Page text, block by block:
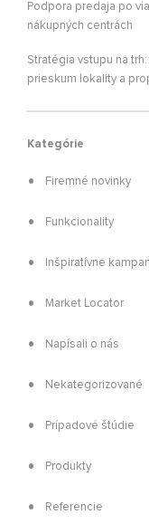
Podpora predaja po
nákupných centrách
Stratégia vstupu na
prieskum lokality a
Kategórie
Firemné novinky
Funkcionality
Inšpiratívne
Market Locator
Napísali o nás
Nekategorizované
Prípadové štúdie
Produkty
Referencie